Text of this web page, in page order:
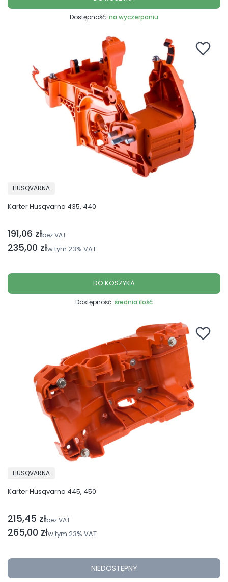
Dostępność: na wyczerpaniu
Karter Husqvarna 435, 440
PRODUCENT
HUSQVARNA
Cena brutto
235,00 złw tym 23% VAT
Cena netto
191,06 złbez VAT
DO KOSZYKA
Dostępność: średnia ilość
Karter Husqvarna 445, 450
PRODUCENT
HUSQVARNA
Cena brutto
265,00 złw tym 23% VAT
Cena netto
215,45 złbez VAT
NIEDOSTĘPNY